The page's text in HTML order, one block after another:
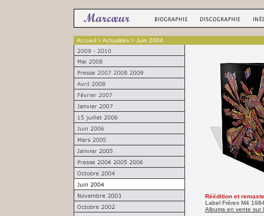
Accueil > Actualités > Juin 2004
Réédition et
Label Frères M4
Albums en vente sur